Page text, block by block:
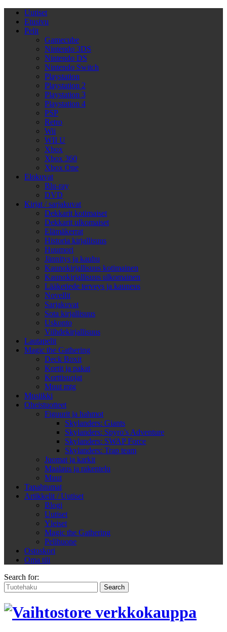
Uutiset
Etusivu
Pelit
Gamecube
Nintendo 3DS
Nintendo DS
Nintendo Switch
Playstation
Playstation 2
Playstation 3
Playstation 4
PSP
Retro
Wii
WII U
Xbox
Xbox 360
Xbox One
Elokuvat
Blu-ray
DVD
Kirjat / sarjakuvat
Dekkarit kotimaiset
Dekkarit ulkomaiset
Elämäkerrat
Historia kirjallisuus
Huumori
Jännitys ja kauhu
Kaunokirjallisuus kotimainen
Kaunokirjallisuus ulkomainen
Lääketiede terveys ja kauneus
Novellit
Sarjakuvat
Sota kirjallisuus
Uskonto
Viihdekirjallisuus
Lautapelit
Magic the Gathering
Deck Boxit
Kortit ja pakat
Korttisuojat
Muut mtg
Musiikki
Oheistuotteet
Figuurit ja hahmot
Skylanders: Giants
Skylanders: Spyro’s Adventure
Skylanders: SWAP Force
Skylanders: Trap team
Juomat ja karkit
Maalaus ja rakentelu
Muut
Tapahtumat
Artikkelit / Uutiset
Blogi
Uutiset
Yleiset
Magic the Gathering
Pelihuone
Ostoskori
Oma tili
Search for: